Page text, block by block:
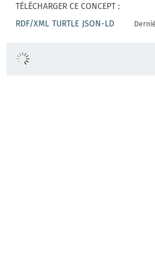
TÉLÉCHARGER CE CONCEPT :
RDF/XML TURTLE JSON-LD